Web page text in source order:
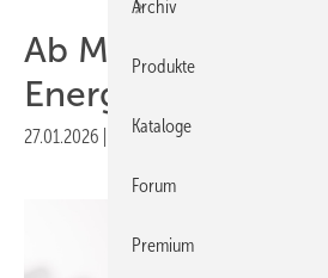
Ab Mai gelten neue
Energieausweise
27.01.2026 Druckvorschau
Archiv
Produkte
Kataloge
Forum
Premium